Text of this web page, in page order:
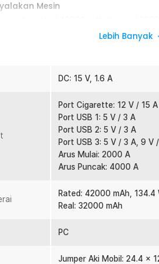
Mesin
arus hingga 4000 A untuk menyalakan
mesin mobil hanya dengan 1
mesin mobil, jump starter juga
di Saat Darurat
kendaraan di saat darurat kapan
3 mode penggunaan, nyalakan
Proteksi Lengkap
medan, kini Anda dapat menyalakan
output 12 V, jumper aki mobil ini
Lebih Banyak
DC: 15 V, 1.6 A
Port Cigarette: 12 V / 15 A
Port USB 1: 5 V / 3 A
Port USB 2: 5 V / 3 A
Port USB 3: 5 V / 3 A, 9 V
Arus Mulai: 2000 A
Arus Puncak: 4000 A
Rated: 42000 mAh, 134.4
Real: 32000 mAh
PC
Jumper Aki Mobil: 24.4 x